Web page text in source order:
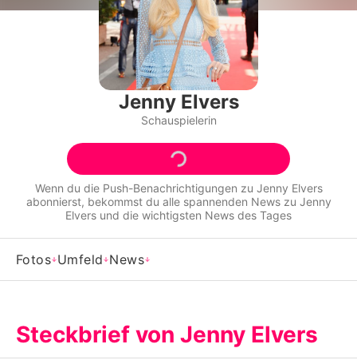
Familie & Liebe
Promiflash Exklusiv
Alle Themen auf Promiflash
Jobs
App runterladen
Team
Impressum
Nutzungsbedingungen
Jenny Elvers
Schauspielerin
Wenn du die Push-Benachrichtigungen zu Jenny Elvers
abonnierst, bekommst du alle spannenden News zu Jenny
Elvers und die wichtigsten News des Tages
Fotos Umfeld News
Steckbrief von Jenny Elvers